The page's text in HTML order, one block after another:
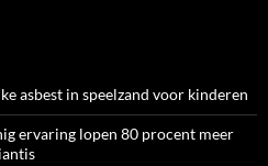
asbest in speelzand voor kinderen
ervaring lopen 80 procent meer